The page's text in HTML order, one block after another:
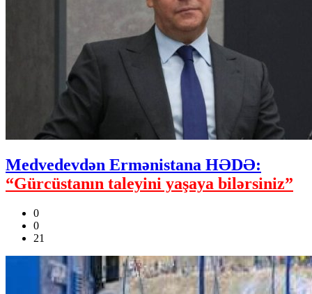
Medvedevdən Ermənistana HƏDƏ:
“Gürcüstanın taleyini yaşaya bilərsiniz”
0
0
21